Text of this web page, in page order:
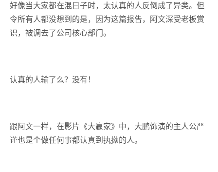
好像当大家都在混日子时，太认真的人反倒成了异类。但
令所有人都没想到的是，因为这篇报告，阿文深受老板赏
识，被调去了公司核心部门。
认真的人输了么？没有！
跟阿文一样，在影片《大赢家》中，大鹏饰演的主人公严
谨也是个做任何事都认真到执拗的人。